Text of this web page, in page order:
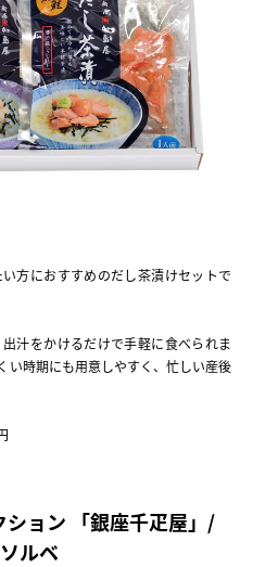
方におすすめのだし茶漬けセットで
汁をかけるだけで手軽に食べられま
い時期にも用意しやすく、忙しい産後
ョン 「銀座千疋屋」/
ルベ